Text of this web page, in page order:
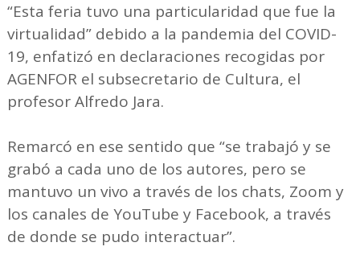
“Esta feria tuvo una particularidad que fue la
virtualidad” debido a la pandemia del COVID-
19, enfatizó en declaraciones recogidas por
AGENFOR el subsecretario de Cultura, el
profesor Alfredo Jara.
Remarcó en ese sentido que “se trabajó y se
grabó a cada uno de los autores, pero se
mantuvo un vivo a través de los chats, Zoom y
los canales de YouTube y Facebook, a través
de donde se pudo interactuar”.